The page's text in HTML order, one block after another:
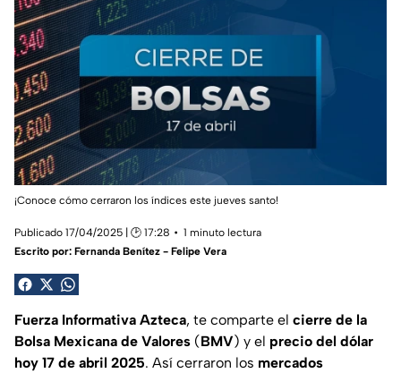
¡Conoce cómo cerraron los índices este jueves santo!
Publicado 17/04/2025 | 🕑 17:28
1 minuto lectura
Escrito por: Fernanda Benítez - Felipe Vera
Fuerza Informativa Azteca, te comparte el cierre de la
Bolsa Mexicana de Valores (BMV) y el precio del dólar
hoy 17 de abril 2025. Así cerraron los mercados